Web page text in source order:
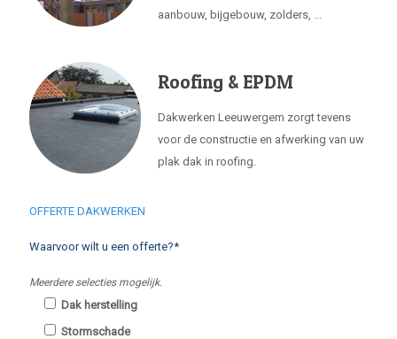
aanbouw, bijgebouw, zolders, ...
Roofing & EPDM
Dakwerken Leeuwergem zorgt tevens
voor de constructie en afwerking van uw
plak dak in roofing.
OFFERTE DAKWERKEN
Waarvoor wilt u een offerte?*
Meerdere selecties mogelijk.
Dak herstelling
Stormschade